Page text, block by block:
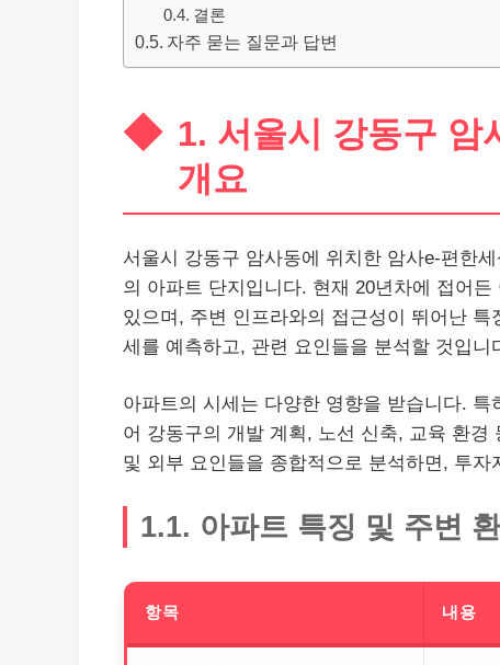
결론
자주 묻는 질문과 답변
1. 서울시 강동구 암
개요
서울시 강동구 암사동에 위치한 암사e-편한
의 아파트 단지입니다. 현재 20년차에 접어
있으며, 주변 인프라와의 접근성이 뛰어난
세를 예측하고, 관련 요인들을 분석할 것입니
아파트의 시세는 다양한 영향을 받습니다. 특
어 강동구의 개발 계획, 노선 신축, 교육 환
및 외부 요인들을 종합적으로 분석하면, 투
1.1. 아파트 특징 및 주변
항목 내용